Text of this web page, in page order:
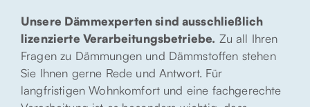
Unsere Dämmexperten sind ausschließlich
lizenzierte Verarbeitungsbetriebe. Zu all Ihren
Fragen zu Dämmungen und Dämmstoffen stehen
Sie Ihnen gerne Rede und Antwort. Für
langfristigen Wohnkomfort und eine fachgerechte